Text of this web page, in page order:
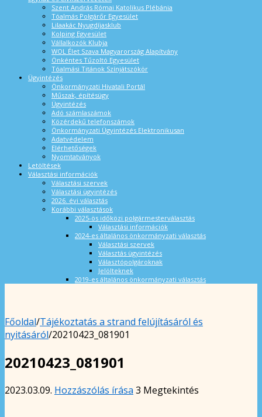
Szent András Római Katolikus Plébánia
Tóalmás Polgárőr Egyesület
Lilaakác Nyugdíjasklub
Kolping Egyesület
Vállalkozók Klubja
WOL Élet Szava Magyarország Alapítvány
Önkéntes Tűzoltó Egyesület
Tóalmási Titánok Színjátszókör
Ügyintézés
Önkormányzati Hivatali Portál
Műszak, építésügy
Ügyintézés
Adó számlaszámok
Közérdekű telefonszámok
Önkormányzati Ügyintézés Elektronikusan
Adatvédelem
Elérhetőségek
Nyomtatványok
Letöltések
Választási információk
Választási szervek
Választási ügyintézés
2026. évi választás
Korábbi választások
2025-ös időközi polgármesterválasztás
Választási információk
2024-es általános önkormányzati választás
Választási szervek
Választás ügyintézés
Választópolgároknak
Jelölteknek
2019-es általános önkormányzati választás
Főoldal/Tájékoztatás a strand felújításáról és
nyitásáról/20210423_081901
20210423_081901
2023.03.09. Hozzászólás írása 3 Megtekintés